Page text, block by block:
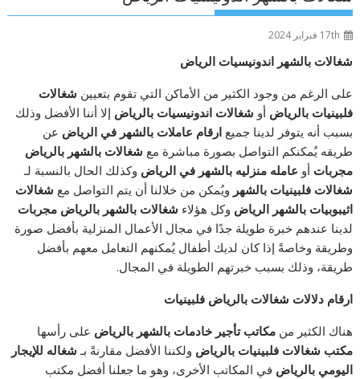
17th فبراير 2024
شغالات بالشهر اندونيسيات الرياض
على الرغم من وجود الكثير من الأماكن التي تقوم بتعيين شغالات
فلبينيات بالرياض أو شغالاتاندونيسياتبالرياض إلا أننا الأفضل وذلك
بسبب أنه يتوفر لدينا جميعارقام عاملات بالشهر في الرياض عن
طريقه يُمكنكم التواصل بصورة مباشرة مع شغالات بالشهر بالرياض
مجربات أو عامله منزليه بالشهر في الرياض وكذلك الحال بالنسبة لـ
شغالات فلبينيات بالشهر ويُمكن من خلالنا أن يتم التواصل مع شغالات
اثيبوبيات بالشهر الرياض وكل هؤلاء شغالات بالشهر بالرياض مجربات
لدينا عندهم خبرة طويلة جدًا في مجال الأعمال المنزلية بأفضل صورة
وطريقة وخاصةً إذا كان لديك أطفال يُمكنهم التعامل معهم بأفضل
طريقة، وذلك بسبب خبرتهم الطويلة في المجال.
ارقام دلالات شغالات بالرياض فلبينيات
هناك الكثير منمكاتب تأجير خادمات بالشهر بالرياض على رأسها
مكتب شغالات فلبينيات بالرياض ولكننا الأفضل مقارنةً بـ شغاله للإيجار
اليومي بالرياض في المكاتب الأخرى، وهو ما جعلنا أفضل مكتب